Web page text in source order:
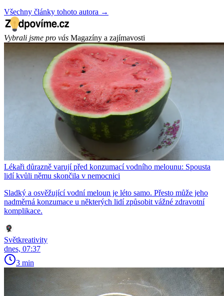
Všechny články tohoto autora →
Vybrali jsme pro vás Magazíny a zajímavosti
Lékaři důrazně varují před konzumací vodního melounu: Spousta
lidí kvůli němu skončila v nemocnici
Sladký a osvěžující vodní meloun je léto samo. Přesto může jeho
nadměrná konzumace u některých lidí způsobit vážné zdravotní
komplikace.
Světkreativity
dnes, 07:37
3 min